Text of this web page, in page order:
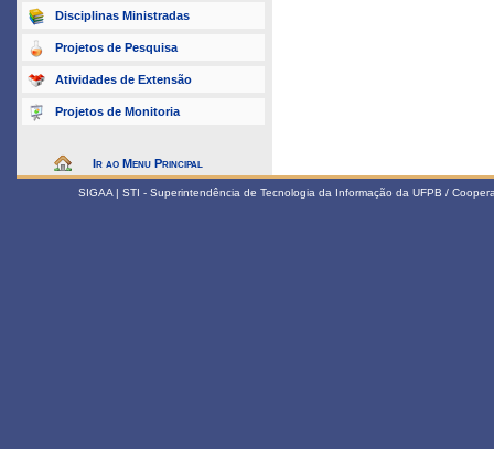
Disciplinas Ministradas
Projetos de Pesquisa
Atividades de Extensão
Projetos de Monitoria
Ir ao Menu Principal
SIGAA | STI - Superintendência de Tecnologia da Informação da UFPB /